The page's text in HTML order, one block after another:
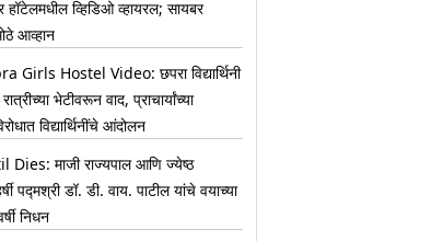
हॉटेलमधील व्हिडिओ व्हायरल; सायबर
आव्हान
Girls Hostel Video: छपरा विद्यार्थिनी
भेटीवरून वाद, प्राचार्यांच्या
विद्यार्थिनींचे आंदोलन
Dies: माजी राज्यपाल आणि ज्येष्ठ
पद्मश्री डॉ. डी. वाय. पाटील यांचे वयाच्या
निधन